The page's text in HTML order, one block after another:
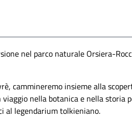
nel parco naturale Orsiera-
cammineremo insieme alla
nella botanica e nella storia
al legendarium tolkieniano.